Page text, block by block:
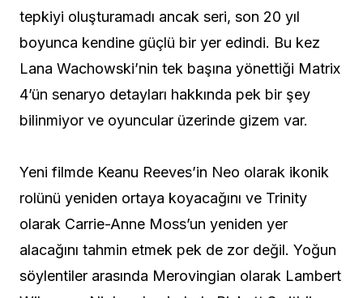
tepkiyi oluşturamadı ancak seri, son 20 yıl
boyunca kendine güçlü bir yer edindi. Bu kez
Lana Wachowski’nin tek başına yönettiği Matrix
4’ün senaryo detayları hakkında pek bir şey
bilinmiyor ve oyuncular üzerinde gizem var.
Yeni filmde Keanu Reeves’in Neo olarak ikonik
rolünü yeniden ortaya koyacağını ve Trinity
olarak Carrie-Anne Moss’un yeniden yer
alacağını tahmin etmek pek de zor değil. Yoğun
söylentiler arasında Merovingian olarak Lambert